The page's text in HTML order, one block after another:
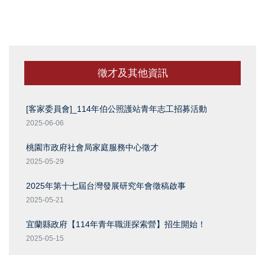
徵才及其他資訊
[客家委員會]_114年伯公照護站青年志工招募活動
2025-06-06
桃園市政府社會局家庭服務中心徵才
2025-05-29
2025年第十七屆台灣發展研究年會徵稿啟事
2025-05-21
宜蘭縣政府【114年青年職涯探索營】招生開始！
2025-05-15